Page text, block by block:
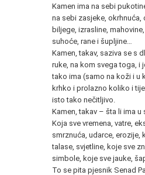
Kamen ima na sebi
na sebi zasjeke, okrhnuća,
biljege, izrasline,
suhoće, rane i šupljine…
Kamen, takav, saziva se s
ruke, na kom svega toga, i
tako ima (samo na koži i u
krhko i prolazno koliko i
isto tako nečitljivo.
Kamen, takav – šta li ima u
Koja sve vremena, vatre,
smrznuća, udarce, erozije,
talase, svjetline, koje sve
simbole, koje sve jauke,
To se pita pjesnik Senad